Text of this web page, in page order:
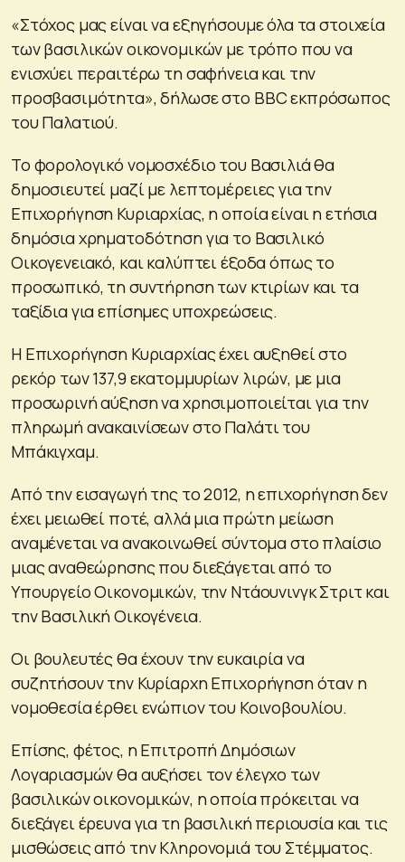
«Στόχος μας είναι να εξηγήσουμε όλα τα στοιχεία
των βασιλικών οικονομικών με τρόπο που να
ενισχύει περαιτέρω τη σαφήνεια και την
προσβασιμότητα», δήλωσε στο BBC εκπρόσωπος
του Παλατιού.
Το φορολογικό νομοσχέδιο του Βασιλιά θα
δημοσιευτεί μαζί με λεπτομέρειες για την
Επιχορήγηση Κυριαρχίας, η οποία είναι η ετήσια
δημόσια χρηματοδότηση για το Βασιλικό
Οικογενειακό, και καλύπτει έξοδα όπως το
προσωπικό, τη συντήρηση των κτιρίων και τα
ταξίδια για επίσημες υποχρεώσεις.
Η Επιχορήγηση Κυριαρχίας έχει αυξηθεί στο
ρεκόρ των 137,9 εκατομμυρίων λιρών, με μια
προσωρινή αύξηση να χρησιμοποιείται για την
πληρωμή ανακαινίσεων στο Παλάτι του
Μπάκιγχαμ.
Από την εισαγωγή της το 2012, η ​​επιχορήγηση δεν
έχει μειωθεί ποτέ, αλλά μια πρώτη μείωση
αναμένεται να ανακοινωθεί σύντομα στο πλαίσιο
μιας αναθεώρησης που διεξάγεται από το
Υπουργείο Οικονομικών, την Ντάουνινγκ Στριτ και
την Βασιλική Οικογένεια.
Οι βουλευτές θα έχουν την ευκαιρία να
συζητήσουν την Κυρίαρχη Επιχορήγηση όταν η
νομοθεσία έρθει ενώπιον του Κοινοβουλίου.
Επίσης, φέτος, η Επιτροπή Δημόσιων
Λογαριασμών θα αυξήσει τον έλεγχο των
βασιλικών οικονομικών, η οποία πρόκειται να
διεξάγει έρευνα για τη βασιλική περιουσία και τις
μισθώσεις από την Κληρονομιά του Στέμματος.